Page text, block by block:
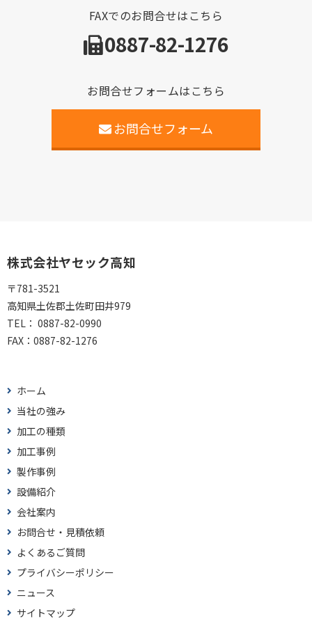
FAXでのお問合せはこちら
0887-82-1276
お問合せフォームはこちら
お問合せフォーム
株式会社ヤセック高知
〒781-3521
高知県土佐郡土佐町田井979
TEL： 0887-82-0990
FAX： 0887-82-1276
ホーム
当社の強み
加工の種類
加工事例
製作事例
設備紹介
会社案内
お問合せ・見積依頼
よくあるご質問
プライバシーポリシー
ニュース
サイトマップ